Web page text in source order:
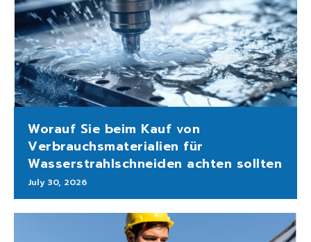
Worauf Sie beim Kauf von
Verbrauchsmaterialien für
Wasserstrahlschneiden achten sollten
July 30, 2026